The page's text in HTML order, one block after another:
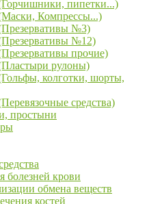
пипетки...)
Компрессы...)
№3)
№12)
прочие)
рулоны)
колготки, шорты,
средства)
простыни
болезней крови
обмена веществ
костей